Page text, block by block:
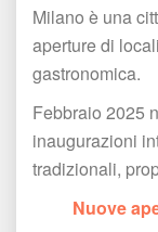
Milano è una
aperture di
gastronomica.
Febbraio 2025
inaugurazioni
tradizionali,
Nuove